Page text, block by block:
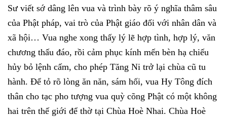
Sư viết sớ dâng lên vua và trình bày rõ ý nghĩa thâm sâu
của Phật pháp, vai trò của Phật giáo đối với nhân dân và
xã hội… Vua nghe xong thấy lý lẽ hợp tình, hợp lý, văn
chương thấu đáo, rồi cảm phục kính mến bèn hạ chiếu
hủy bỏ lệnh cấm, cho phép Tăng Ni trở lại chùa cũ tu
hành. Để tỏ rõ lòng ăn năn, sám hối, vua Hy Tông đích
thân cho tạc pho tượng vua quỳ cõng Phật có một không
hai trên thế giới để thờ tại Chùa Hoè Nhai. Chùa Hoè